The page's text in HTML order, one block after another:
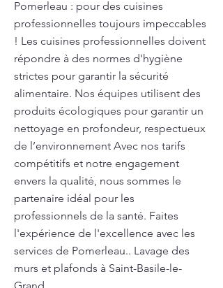
Pomerleau : pour des cuisines
professionnelles toujours impeccables
! Les cuisines professionnelles doivent
répondre à des normes d'hygiène
strictes pour garantir la sécurité
alimentaire. Nos équipes utilisent des
produits écologiques pour garantir un
nettoyage en profondeur, respectueux
de l’environnement Avec nos tarifs
compétitifs et notre engagement
envers la qualité, nous sommes le
partenaire idéal pour les
professionnels de la santé. Faites
l'expérience de l'excellence avec les
services de Pomerleau.. Lavage des
murs et plafonds à Saint-Basile-le-